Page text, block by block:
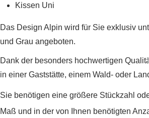
Kissen Uni
Das Design Alpin wird für Sie exklusiv
und Grau angeboten.
Dank der besonders hochwertigen
in einer Gaststätte, einem Wald- oder
Sie benötigen eine größere Stückzahl
Maß und in der von Ihnen benötigten